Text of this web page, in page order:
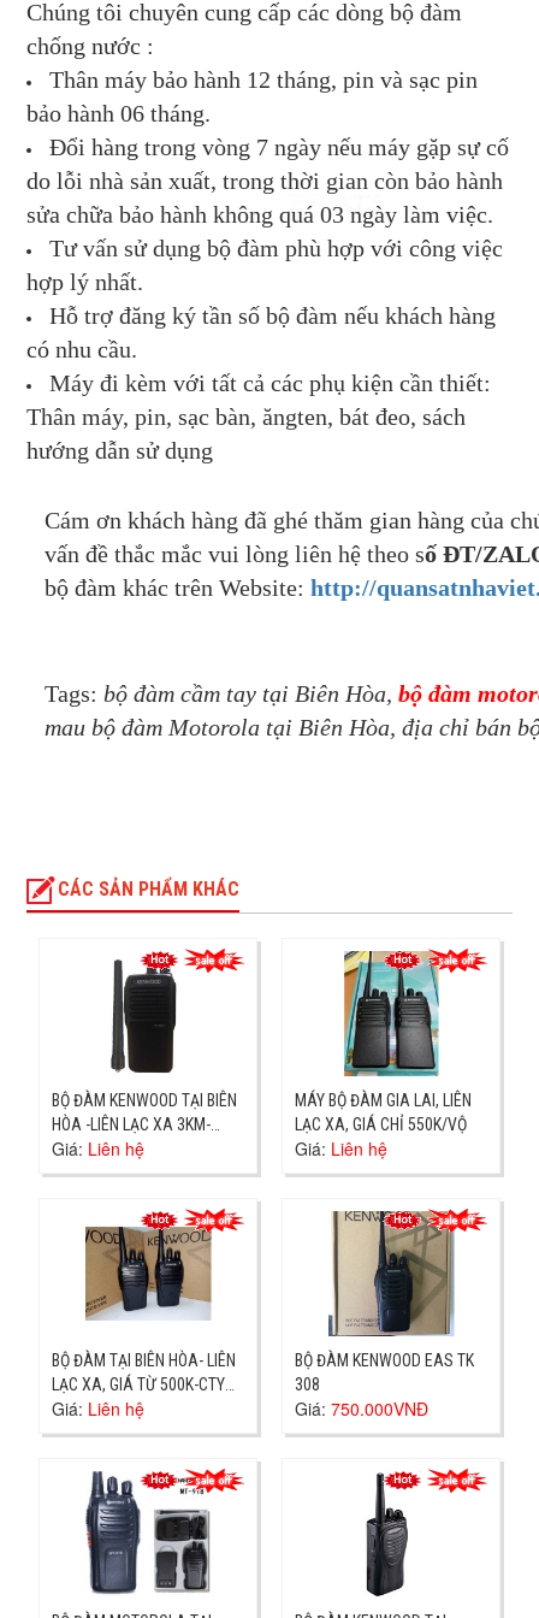
Chúng tôi chuyên cung cấp các dòng bộ đàm
chống nước :
Thân máy bảo hành 12 tháng, pin và sạc pin
bảo hành 06 tháng.
Đổi hàng trong vòng 7 ngày nếu máy gặp sự cố
do lỗi nhà sản xuất, trong thời gian còn bảo hành
sửa chữa bảo hành không quá 03 ngày làm việc.
Tư vấn sử dụng bộ đàm phù hợp với công việc
hợp lý nhất.
Hỗ trợ đăng ký tần số bộ đàm nếu khách hàng
có nhu cầu.
Máy đi kèm với tất cả các phụ kiện cần thiết:
Thân máy, pin, sạc bàn, ăngten, bát đeo, sách
hướng dẫn sử dụng
Cám ơn khách hàng đã ghé thăm gian hàng của
vấn đề thắc mắc vui lòng liên hệ theo số ĐT/
bộ đàm khác trên Website:http://
Tags: bộ đàm cầm tay tại Biên Hòa,bộ đàm
mau bộ đàm Motorola tại Biên Hòa, địa chỉ bán
CÁC SẢN PHẨM KHÁC
BỘ ĐÀM KENWOOD TẠI BIÊN
HÒA -LIÊN LẠC XA 3KM-
GIAO NGAY BIÊN HÒA
Giá: Liên hệ
MÁY BỘ ĐÀM GIA LAI, LIÊN
LẠC XA, GIÁ CHỈ 550K/VỘ
Giá: Liên hệ
BỘ ĐÀM TẠI BIÊN HÒA- LIÊN
LẠC XA, GIÁ TỪ 500K-CTY
TẠI TÂN VẠN GIAO NGAY
Giá: Liên hệ
BỘ ĐÀM KENWOOD EAS TK
308
Giá: 750.000VNĐ